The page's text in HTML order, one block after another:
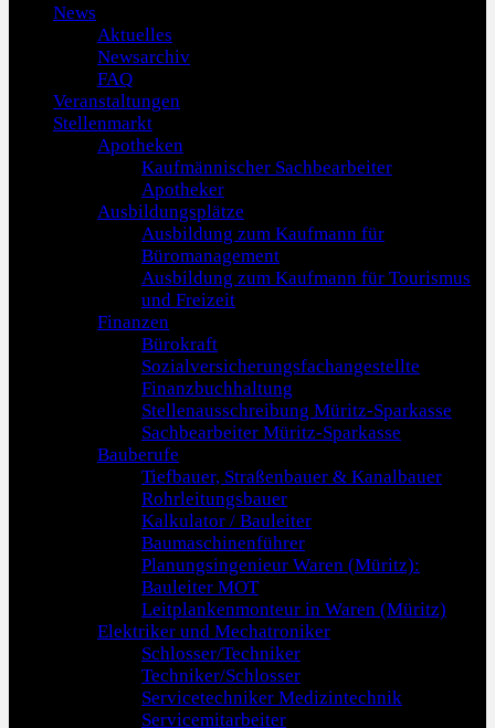
News
Aktuelles
Newsarchiv
FAQ
Veranstaltungen
Stellenmarkt
Apotheken
Kaufmännischer Sachbearbeiter
Apotheker
Ausbildungsplätze
Ausbildung zum Kaufmann für
Büromanagement
Ausbildung zum Kaufmann für Tourismus
und Freizeit
Finanzen
Bürokraft
Sozialversicherungsfachangestellte
Finanzbuchhaltung
Stellenausschreibung Müritz-Sparkasse
Sachbearbeiter Müritz-Sparkasse
Bauberufe
Tiefbauer, Straßenbauer & Kanalbauer
Rohrleitungsbauer
Kalkulator / Bauleiter
Baumaschinenführer
Planungsingenieur Waren (Müritz):
Bauleiter MOT
Leitplankenmonteur in Waren (Müritz)
Elektriker und Mechatroniker
Schlosser/Techniker
Techniker/Schlosser
Servicetechniker Medizintechnik
Servicemitarbeiter